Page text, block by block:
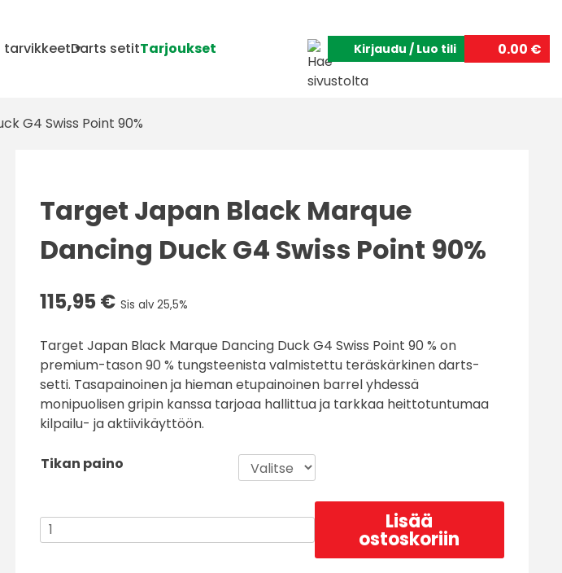
tarvikkeetDarts setitTarjoukset Kirjaudu / Luo tili 0.00 €
G4 Swiss Point 90%
Target Japan Black Marque
Dancing Duck G4 Swiss Point 90%
115,95€ Sis alv 25,5%
Target Japan Black Marque Dancing Duck G4 Swiss Point 90 % on
premium-tason 90 % tungsteenista valmistettu teräskärkinen darts-
setti. Tasapainoinen ja hieman etupainoinen barrel yhdessä
monipuolisen gripin kanssa tarjoaa hallittua ja tarkkaa heittotuntumaa
kilpailu- ja aktiivikäyttöön.
Tikan paino
Target
Japan
Lisää
ostoskoriin